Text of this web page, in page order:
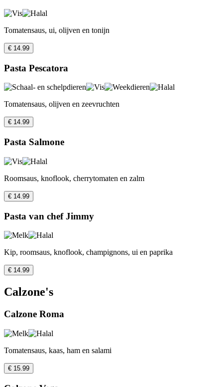
Tomatensaus, ui, olijven en tonijn
€ 14.99
Pasta Pescatora
Tomatensaus, olijven en zeevruchten
€ 14.99
Pasta Salmone
Roomsaus, knoflook, cherrytomaten en zalm
€ 14.99
Pasta van chef Jimmy
Kip, roomsaus, knoflook, champignons, ui en paprika
€ 14.99
Calzone's
Calzone Roma
Tomatensaus, kaas, ham en salami
€ 15.99